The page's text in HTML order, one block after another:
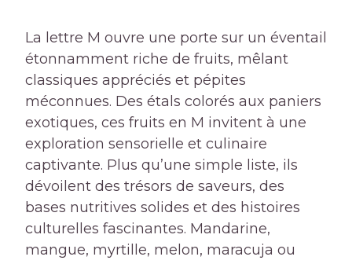
La lettre M ouvre une porte sur un éventail
étonnamment riche de fruits, mêlant
classiques appréciés et pépites
méconnues. Des étals colorés aux paniers
exotiques, ces fruits en M invitent à une
exploration sensorielle et culinaire
captivante. Plus qu’une simple liste, ils
dévoilent des trésors de saveurs, des
bases nutritives solides et des histoires
culturelles fascinantes. Mandarine,
mangue, myrtille, melon, maracuja ou